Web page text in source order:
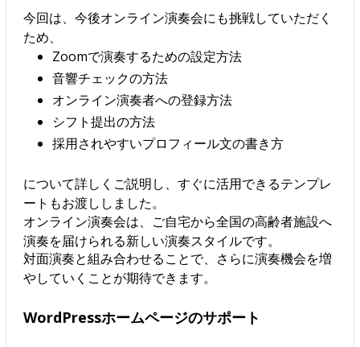
今回は、今後オンライン演奏会にも挑戦していただく
ため、
Zoomで演奏するための設定方法
音響チェックの方法
オンライン演奏者への登録方法
シフト提出の方法
採用されやすいプロフィール文の書き方
について詳しくご説明し、すぐに活用できるテンプレ
ートもお渡ししました。
オンライン演奏会は、ご自宅から全国の高齢者施設へ
演奏を届けられる新しい演奏スタイルです。
対面演奏と組み合わせることで、さらに演奏機会を増
やしていくことが期待できます。
WordPressホームページのサポート